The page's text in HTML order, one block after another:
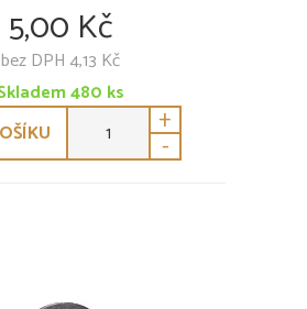
5,00 Kč
bez DPH 4,13 Kč
480 ks
+
-